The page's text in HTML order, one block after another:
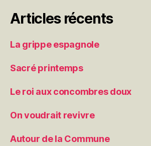
Articles récents
La grippe espagnole
Sacré printemps
Le roi aux concombres doux
On voudrait revivre
Autour de la Commune